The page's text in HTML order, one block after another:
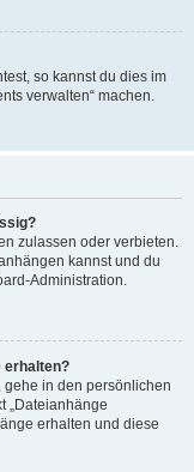
so kannst du dies im
verwalten“ machen.
zulassen oder verbieten.
kannst und du
Administration.
erhalten?
in den persönlichen
„Dateianhänge
erhalten und diese